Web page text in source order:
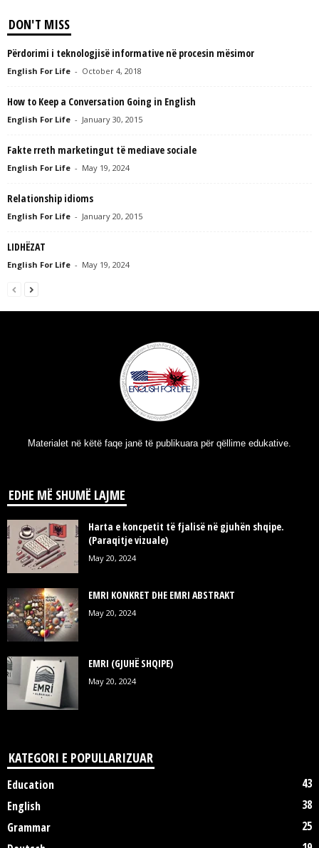
DON'T MISS
Përdorimi i teknologjisë informative në procesin mësimor
English For Life - October 4, 2018
How to Keep a Conversation Going in English
English For Life - January 30, 2015
Fakte rreth marketingut të mediave sociale
English For Life - May 19, 2024
Relationship idioms
English For Life - January 20, 2015
LIDHËZAT
English For Life - May 19, 2024
Materialet në këtë faqe janë të publikuara për qëllime edukative.
EDHE MË SHUMË LAJME
Harta e koncpetit të fjalisë në gjuhën shqipe.
(Paraqitje vizuale)
May 20, 2024
EMRI KONKRET DHE EMRI ABSTRAKT
May 20, 2024
EMRI (GJUHË SHQIPE)
May 20, 2024
KATEGORI E POPULLARIZUAR
Education
43
English
38
Grammar
25